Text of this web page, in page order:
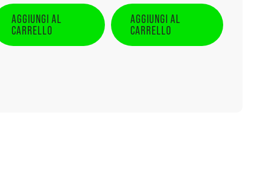
AGGIUNGI AL
CARRELLO
AGGIUNGI AL
CARRELLO